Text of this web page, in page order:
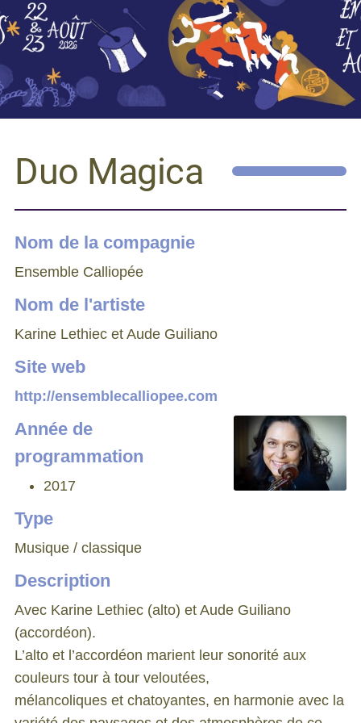
Duo Magica
Nom de la compagnie
Ensemble Calliopée
Nom de l'artiste
Karine Lethiec et Aude Guiliano
Site web
http://ensemblecalliopee.com
Année de
programmation
2017
Type
Musique / classique
Description
Avec Karine Lethiec (alto) et Aude Guiliano
(accordéon).
L’alto et l’accordéon marient leur sonorité aux
couleurs tour à tour veloutées,
mélancoliques et chatoyantes, en harmonie avec la